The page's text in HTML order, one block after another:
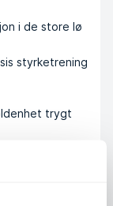
i de store lø
styrketrening
trygt